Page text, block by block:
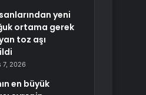
yeni
ortama gerek
toz aşı
7, 2026
en büyük